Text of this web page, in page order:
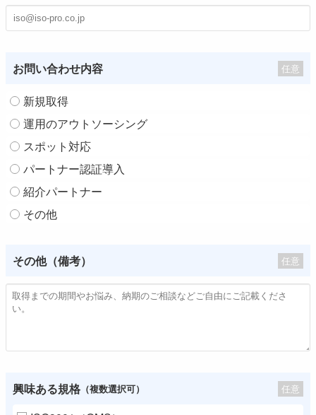
お問い合わせ内容 任意
新規取得
運用のアウトソーシング
スポット対応
パートナー認証導入
紹介パートナー
その他
その他（備考） 任意
興味ある規格 （複数選択可） 任意